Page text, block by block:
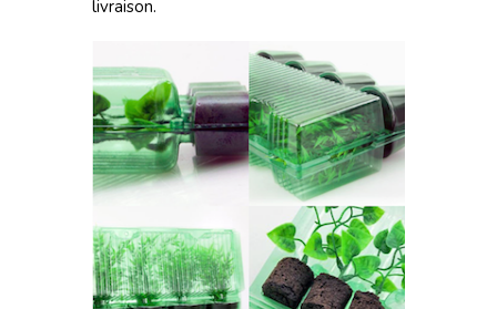
livraison.